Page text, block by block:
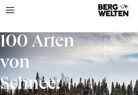
100 Arten
von
Schnee:
Foto:
Maren
Krings